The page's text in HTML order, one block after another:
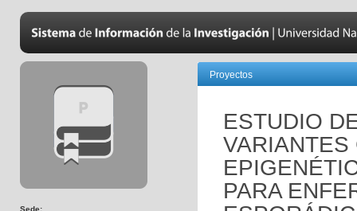
Sede:
Proyectos
ESTUDIO
VARIANTES
PARA